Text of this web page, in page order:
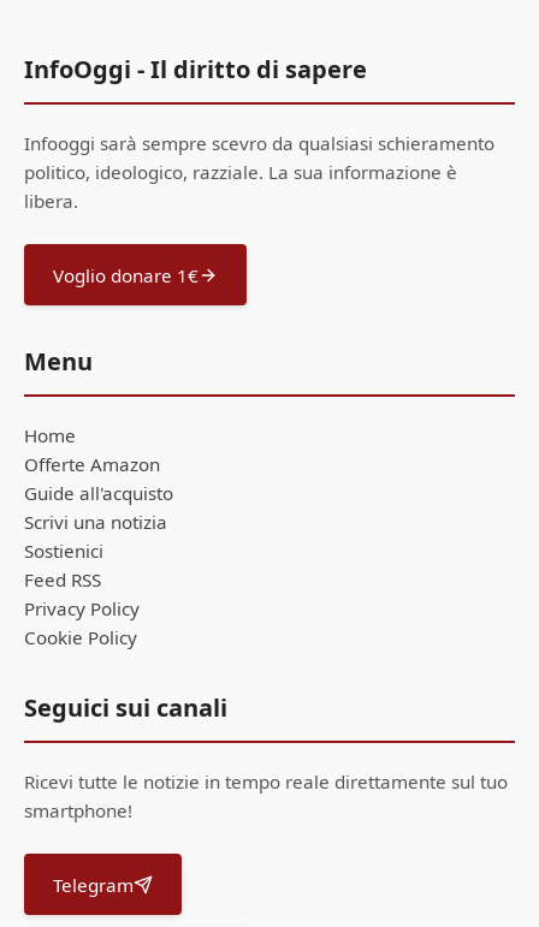
InfoOggi - Il diritto di sapere
Infooggi sarà sempre scevro da qualsiasi schieramento
politico, ideologico, razziale. La sua informazione è
libera.
Voglio donare 1€
Menu
Home
Offerte Amazon
Guide all'acquisto
Scrivi una notizia
Sostienici
Feed RSS
Privacy Policy
Cookie Policy
Seguici sui canali
Ricevi tutte le notizie in tempo reale direttamente sul tuo
smartphone!
Telegram